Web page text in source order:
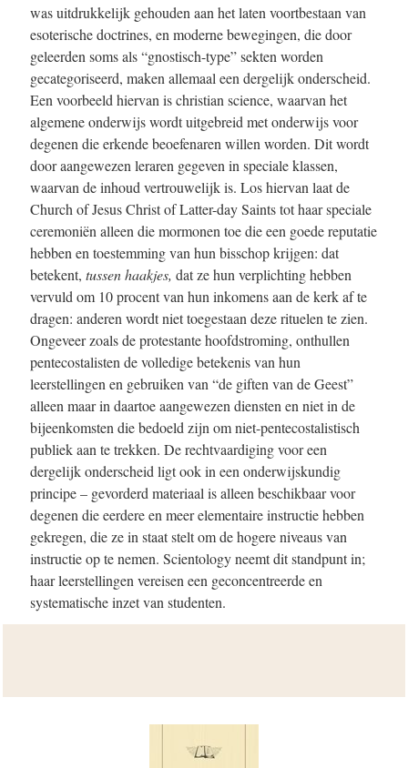
was uitdrukkelijk gehouden aan het laten voortbestaan van
esoterische doctrines, en moderne bewegingen, die door
geleerden soms als “gnostisch-type” sekten worden
gecategoriseerd, maken allemaal een dergelijk onderscheid.
Een voorbeeld hiervan is christian science, waarvan het
algemene onderwijs wordt uitgebreid met onderwijs voor
degenen die erkende beoefenaren willen worden. Dit wordt
door aangewezen leraren gegeven in speciale klassen,
waarvan de inhoud vertrouwelijk is. Los hiervan laat de
Church of Jesus Christ of Latter-day Saints tot haar speciale
ceremoniën alleen die mormonen toe die een goede reputatie
hebben en toestemming van hun bisschop krijgen: dat
betekent, tussen haakjes, dat ze hun verplichting hebben
vervuld om 10 procent van hun inkomens aan de kerk af te
dragen: anderen wordt niet toegestaan deze rituelen te zien.
Ongeveer zoals de protestante hoofdstroming, onthullen
pentecostalisten de volledige betekenis van hun
leerstellingen en gebruiken van “de giften van de Geest”
alleen maar in daartoe aangewezen diensten en niet in de
bijeenkomsten die bedoeld zijn om niet-pentecostalistisch
publiek aan te trekken. De rechtvaardiging voor een
dergelijk onderscheid ligt ook in een onderwijskundig
principe – gevorderd materiaal is alleen beschikbaar voor
degenen die eerdere en meer elementaire instructie hebben
gekregen, die ze in staat stelt om de hogere niveaus van
instructie op te nemen. Scientology neemt dit standpunt in;
haar leerstellingen vereisen een geconcentreerde en
systematische inzet van studenten.